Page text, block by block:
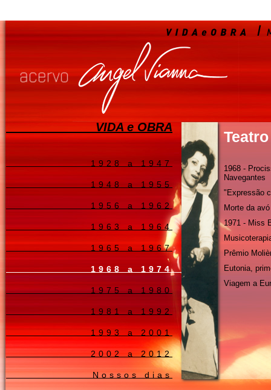
VIDA e OBRA
1928 a 1947
1948 a 1955
1956 a 1962
1963 a 1964
1965 a 1967
1968 a 1974
1975 a 1980
1981 a 1992
1993 a 2001
2002 a 2012
Nossos dias
1968 -
Navegantes
"Expressão
Morte da
1971 - Miss
Prêmio
Eutonia,
Viagem a